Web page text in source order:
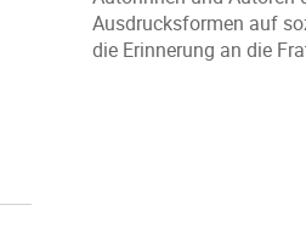
Ausdrucksformen auf
die Erinnerung an die